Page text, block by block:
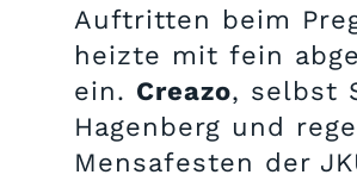
Auftritten beim
heizte mit fein
ein. Creazo, selbst
Hagenberg und
Mensafesten der